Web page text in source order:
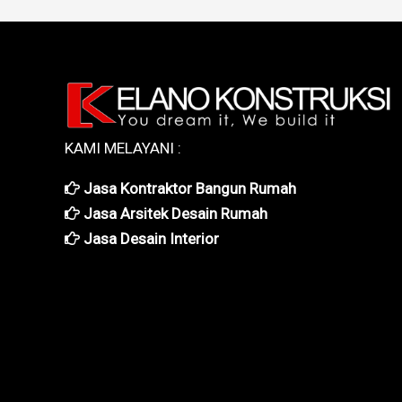
KAMI MELAYANI :
Jasa Kontraktor Bangun Rumah
Jasa Arsitek Desain Rumah
Jasa Desain Interior